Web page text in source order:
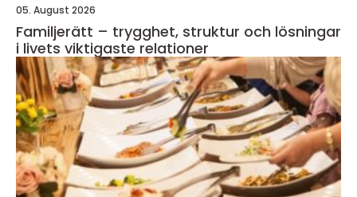
05. August 2026
Familjerätt – trygghet, struktur och lösningar
i livets viktigaste relationer